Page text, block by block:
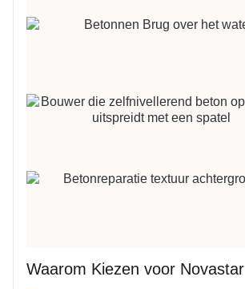
Waarom Kiezen voor Novastar